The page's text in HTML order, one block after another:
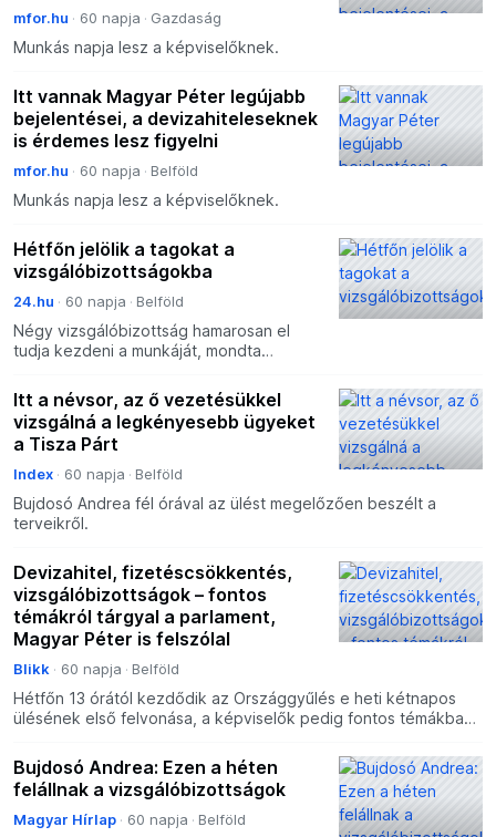
mfor.hu 60 napja Gazdaság
Munkás napja lesz a képviselőknek.
Itt vannak Magyar Péter legújabb
bejelentései, a devizahiteleseknek
is érdemes lesz figyelni
mfor.hu 60 napja Belföld
Munkás napja lesz a képviselőknek.
Hétfőn jelölik a tagokat a
vizsgálóbizottságokba
24.hu 60 napja Belföld
Négy vizsgálóbizottság hamarosan el
tudja kezdeni a munkáját, mondta
Itt a névsor, az ő vezetésükkel
vizsgálná a legkényesebb ügyeket
a Tisza Párt
Index 60 napja Belföld
Bujdosó Andrea fél órával az ülést megelőzően beszélt a
terveikről.
Devizahitel, fizetéscsökkentés,
vizsgálóbizottságok – fontos
témákról tárgyal a parlament,
Magyar Péter is felszólal
Blikk 60 napja Belföld
Hétfőn 13 órától kezdődik az Országgyűlés e heti kétnapos
ülésének első felvonása, a képviselők pedig fontos témákban
Bujdosó Andrea: Ezen a héten
felállnak a vizsgálóbizottságok
Magyar Hírlap 60 napja Belföld